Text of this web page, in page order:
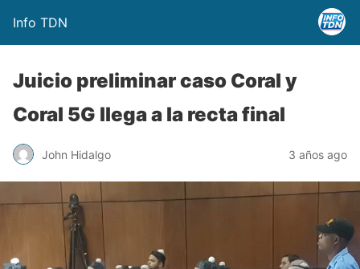
Info TDN
Juicio preliminar caso Coral y
Coral 5G llega a la recta final
John Hidalgo 3 años ago